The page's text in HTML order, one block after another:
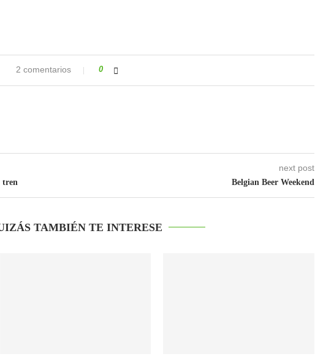
2 comentarios 0
tren
next post
Belgian Beer Weekend
TAMBIÉN TE INTERESE